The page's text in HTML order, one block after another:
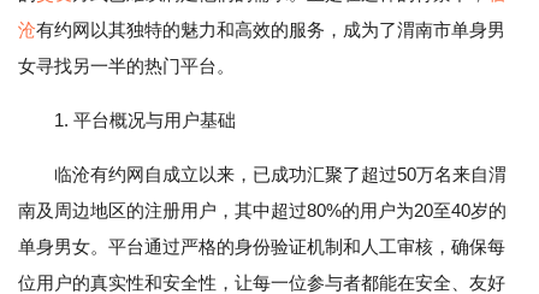
沧有约网以其独特的魅力和高效的服务，成为了渭南市单身男
女寻找另一半的热门平台。
1. 平台概况与用户基础
临沧有约网自成立以来，已成功汇聚了超过50万名来自渭
南及周边地区的注册用户，其中超过80%的用户为20至40岁的
单身男女。平台通过严格的身份验证机制和人工审核，确保每
位用户的真实性和安全性，让每一位参与者都能在安全、友好